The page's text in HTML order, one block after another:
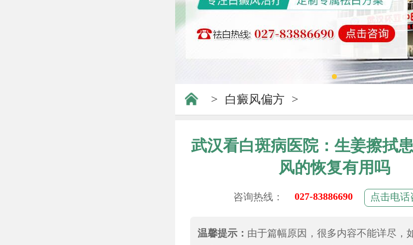
> 白癜风偏方 >
武汉看白斑病医院：生姜擦拭
风的恢复有用吗
咨询热线： 027-83886690 点击电话
温馨提示： 由于篇幅原因，很多内容不能详尽，